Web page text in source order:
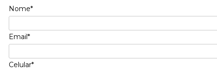
Nome*
Email*
Celular*